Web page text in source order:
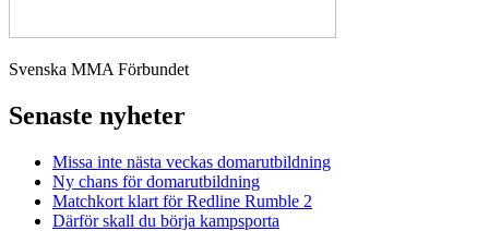
Svenska MMA Förbundet
Senaste nyheter
Missa inte nästa veckas domarutbildning
Ny chans för domarutbildning
Matchkort klart för Redline Rumble 2
Därför skall du börja kampsporta